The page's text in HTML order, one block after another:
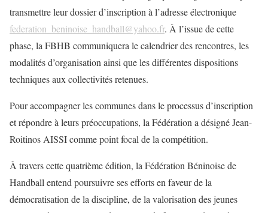
transmettre leur dossier d’inscription à l’adresse électronique
federation_beninoise_handball@yahoo.fr. À l’issue de cette
phase, la FBHB communiquera le calendrier des rencontres, les
modalités d’organisation ainsi que les différentes dispositions
techniques aux collectivités retenues.
Pour accompagner les communes dans le processus d’inscription
et répondre à leurs préoccupations, la Fédération a désigné Jean-
Roitinos AISSI comme point focal de la compétition.
À travers cette quatrième édition, la Fédération Béninoise de
Handball entend poursuivre ses efforts en faveur de la
démocratisation de la discipline, de la valorisation des jeunes